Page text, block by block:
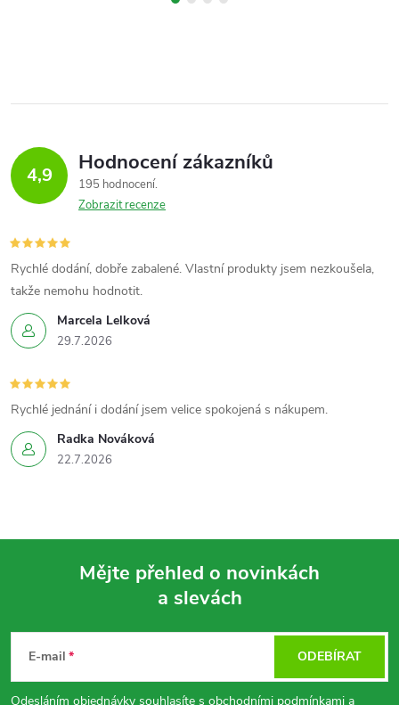
4,9 Hodnocení zákazníků
195 hodnocení
Zobrazit recenze
Marcela Lelková
29.7.2026
Rychlé dodání, dobře zabalené. Vlastní produkty jsem nezkoušela,
takže nemohu hodnotit.
Radka Nováková
22.7.2026
Rychlé jednání i dodání jsem velice spokojená s nákupem.
Mějte přehled o novinkách
a slevách
E-mail
Odesláním objednávky souhlasíte s obchodními podmínkami a
ODEBÍRAT